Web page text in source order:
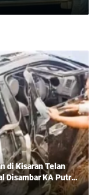
di Kisaran Telan
Disambar KA Putri